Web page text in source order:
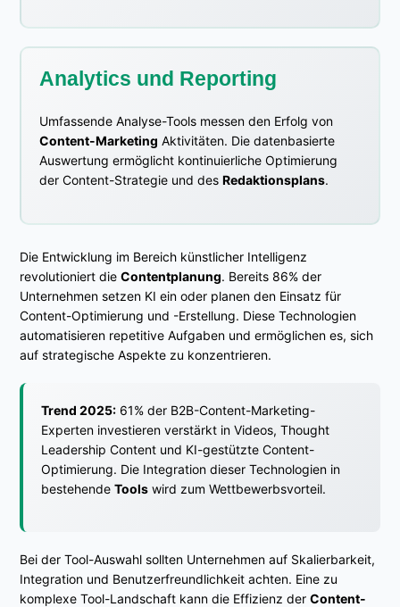
Analytics und Reporting
Umfassende Analyse-Tools messen den Erfolg von
Content-Marketing Aktivitäten. Die datenbasierte
Auswertung ermöglicht kontinuierliche Optimierung
der Content-Strategie und desRedaktionsplans.
Die Entwicklung im Bereich künstlicher Intelligenz
revolutioniert dieContentplanung. Bereits 86% der
Unternehmen setzen KI ein oder planen den Einsatz für
Content-Optimierung und -Erstellung. Diese Technologien
automatisieren repetitive Aufgaben und ermöglichen es, sich
auf strategische Aspekte zu konzentrieren.
Trend 2025: 61% der B2B-Content-Marketing-
Experten investieren verstärkt in Videos, Thought
Leadership Content und KI-gestützte Content-
Optimierung. Die Integration dieser Technologien in
bestehendeTools wird zum Wettbewerbsvorteil.
Bei der Tool-Auswahl sollten Unternehmen auf Skalierbarkeit,
Integration und Benutzerfreundlichkeit achten. Eine zu
komplexe Tool-Landschaft kann die Effizienz derContent-